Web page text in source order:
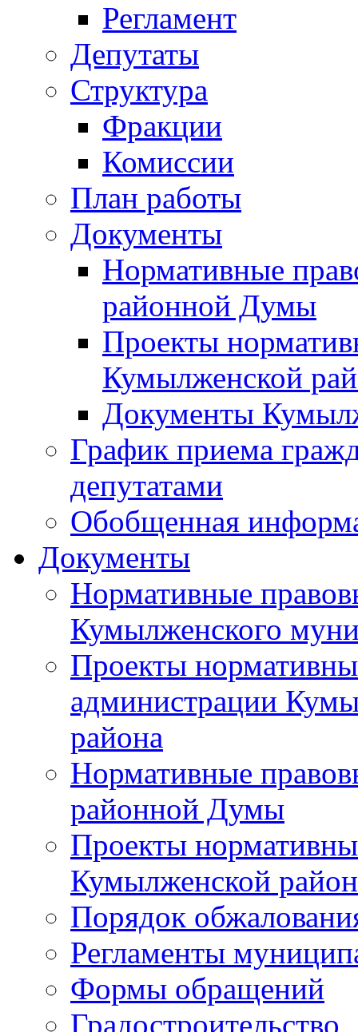
Регламент
Депутаты
Структура
Фракции
Комиссии
План работы
Документы
Нормативные
районной Думы
Проекты
Кумылженской
Документы
График приема
депутатами
Обобщенная
Документы
Нормативные
Кумылженского
Проекты
администрации
района
Нормативные
районной Думы
Проекты
Кумылженской
Порядок
Регламенты
Формы обращений
Градостроительство